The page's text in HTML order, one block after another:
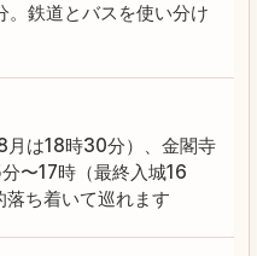
。鉄道とバスを使い分け
は18時30分）、金閣寺
〜17時（最終入城16
ち着いて巡れます